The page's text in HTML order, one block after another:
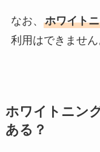
なお、 ホワイト
利用はできません
ホワイトニン
ある？